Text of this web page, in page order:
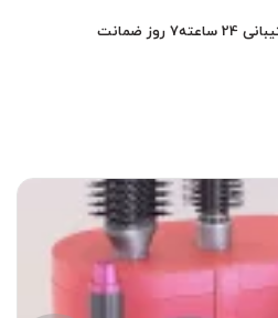
24 ساعته 7 روز ضمانت